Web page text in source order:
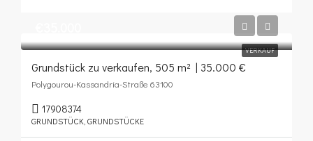
VERKAUF
Grundstück zu verkaufen, 505 m² | 35.000 €
Polygourou-Kassandria-Straße 63100
17908374
GRUNDSTÜCK, GRUNDSTÜCKE